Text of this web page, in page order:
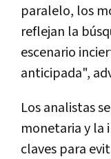
paralelo, los
reflejan la
escenario
anticipada",
Los analistas
monetaria y la
claves para